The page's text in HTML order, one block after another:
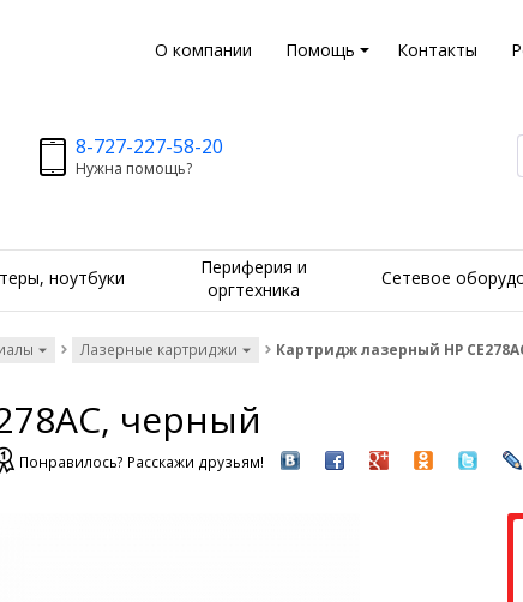
О компании Помощь Контакты
8-727-227-58-20
Нужна помощь?
ноутбуки
Периферия и
оргтехника
Сетевое
Лазерные картриджи Картридж лазерный HP
черный
Понравилось? Расскажи друзьям!